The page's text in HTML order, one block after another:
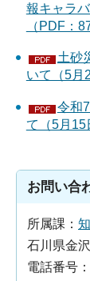
報キャラ
（PDF：
土砂
いて（5月
令和
て（5月15
お問い合
所属課：
石川県金
電話番号